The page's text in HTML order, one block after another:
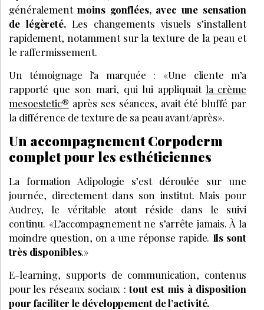
généralementmoins gonflées, avec une sensation
de légèreté.Les changements visuels s’installent
rapidement, notamment sur la texture de la peau et
le raffermissement.
Un témoignage l’a marquée : «Une cliente m’a
rapporté que son mari, qui lui appliquait la crème
mesoestetic® après ses séances, avait été bluffé par
la différence de texture de sa peau avant/après».
Un accompagnement Corpoderm
complet pour les esthéticiennes
La formation Adipologie s’est déroulée sur une
journée, directement dans son institut. Mais pour
Audrey, le véritable atout réside dans le suivi
continu.«L’accompagnement ne s’arrête jamais. À la
moindre question, on a une réponse rapide. Ils sont
très disponibles.»
E-learning, supports de communication, contenus
pour les réseaux sociaux :tout est mis à disposition
pour faciliter le développement de l’activité.